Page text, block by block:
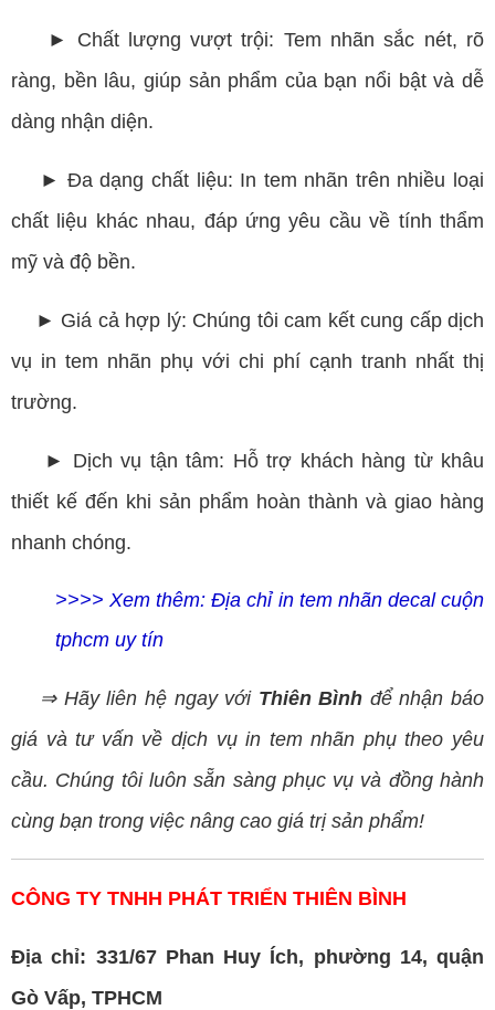
► Chất lượng vượt trội: Tem nhãn sắc nét, rõ
ràng, bền lâu, giúp sản phẩm của bạn nổi bật và dễ
dàng nhận diện.
► Đa dạng chất liệu: In tem nhãn trên nhiều loại
chất liệu khác nhau, đáp ứng yêu cầu về tính thẩm
mỹ và độ bền.
► Giá cả hợp lý: Chúng tôi cam kết cung cấp dịch
vụ in tem nhãn phụ với chi phí cạnh tranh nhất thị
trường.
► Dịch vụ tận tâm: Hỗ trợ khách hàng từ khâu
thiết kế đến khi sản phẩm hoàn thành và giao hàng
nhanh chóng.
>>>> Xem thêm:Địa chỉ in tem nhãn decal cuộn
tphcm uy tín
⇒ Hãy liên hệ ngay với Thiên Bình để nhận báo
giá và tư vấn về dịch vụ in tem nhãn phụ theo yêu
cầu. Chúng tôi luôn sẵn sàng phục vụ và đồng hành
cùng bạn trong việc nâng cao giá trị sản phẩm!
CÔNG TY TNHH PHÁT TRIỂN THIÊN BÌNH
Địa chỉ: 331/67 Phan Huy Ích, phường 14, quận
Gò Vấp, TPHCM